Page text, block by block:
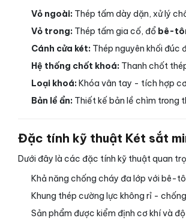
Vỏ ngoài: Thép tấm dày dặn, xử lý
Vỏ trong: Thép tấm gia cố, đổ bê-
Cánh cửa két: Thép nguyên khối đúc
Hệ thống chốt khoá: Thanh chốt
Loại khoá: Khóa vân tay - tích hợp
Bản lề ẩn: Thiết kế bản lề chìm trong
Đặc tính kỹ thuật Két sắt
Dưới đây là các đặc tính kỹ thuật quan
Khả năng chống cháy đa lớp với bê-
Khung thép cường lực không rỉ -
Sản phẩm được kiểm định cơ khí và